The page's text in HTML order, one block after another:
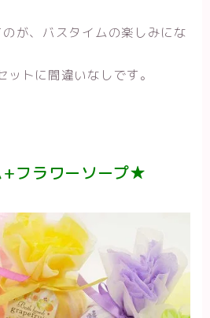
が、バスタイムの楽しみにな
トに間違いなしです。
フラワーソープ★